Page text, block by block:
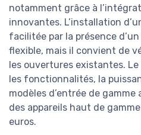
notamment grâce à
innovantes. L’installation
facilitée par la présence
flexible, mais il convient de
les ouvertures existantes.
les fonctionnalités, la
modèles d’entrée de
des appareils haut de
euros.